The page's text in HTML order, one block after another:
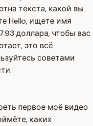
текста, какой вы
Hello, ищете имя
доллара, чтобы вас
это всё
советами
первое моё видео
каких